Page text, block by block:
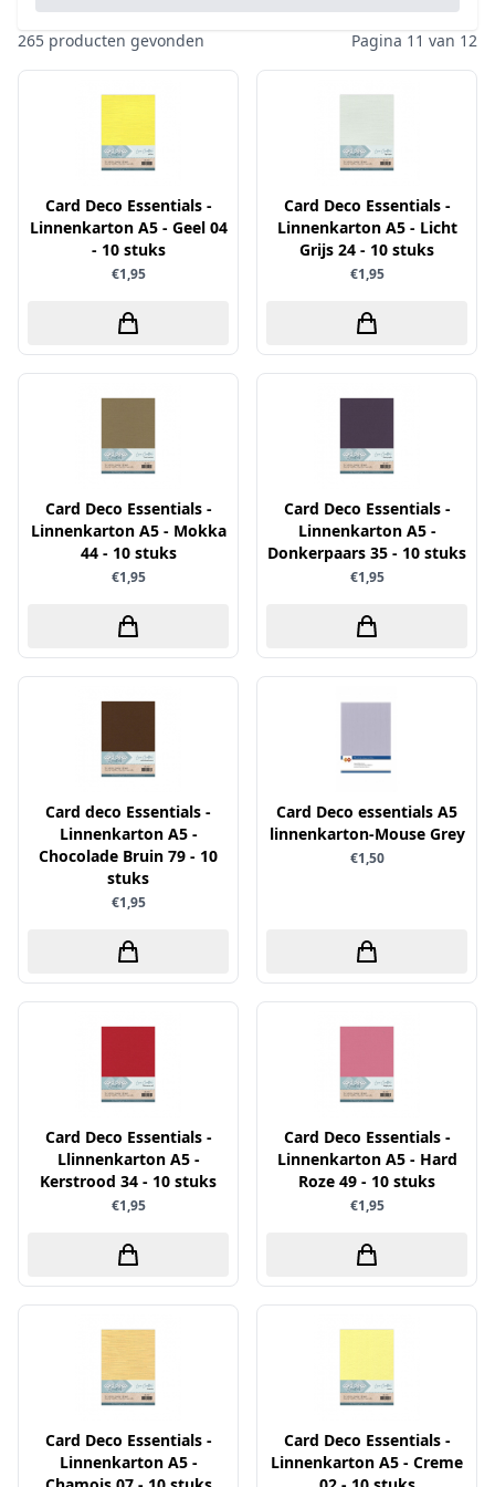
Parels
Ponsen
Rub-On
Snijmallen
Sparkles
Speciaalpapier
Stempelmateriaal
Stencil
Stickers
Trowback
Uitdrukvellen
Canvas
Die Cuts
Pan Pastel
Potloden
Dini Disign
Dotty Design
Dress My Craft
Dutch Doobadoo
E.Colin
Elizabeth craft designs
Graphic 45
Hobbydots
HobbyFun
Hobbyzine
Jalekro
Jeanines Art
Joy & Noor
Juffrouw Muis
Lapland knipvel
Lavinia
Lawn Fawn
Lemon Craft
Lisa Horton - Crafts
Marianne Design
Marij Rahder
Memento
Mintay
Nellie Snellen
Nellie's Choice
Paper Boutique
Paper Favourites
Paperfuel
Inktpad
Kleurboek
Linnenkarton - basis
Mixed media
Oplegkaartjes
Overige
Paperpacks
pasta
rijstpapier
Rubber stempels
schudmateriaal
Scrappapier
Shiny details
Specialties
Stickers
Tools
265 producten gevonden Pagina 11 van 12
Card Deco Essentials -
Linnenkarton A5 - Geel 04
- 10 stuks
€1,95
Card Deco Essentials -
Linnenkarton A5 - Licht
Grijs 24 - 10 stuks
€1,95
Card Deco Essentials -
Linnenkarton A5 - Mokka
44 - 10 stuks
€1,95
Card Deco Essentials -
Linnenkarton A5 -
Donkerpaars 35 - 10 stuks
€1,95
Card deco Essentials -
Linnenkarton A5 -
Chocolade Bruin 79 - 10
stuks
€1,95
Card Deco essentials A5
linnenkarton-Mouse Grey
€1,50
Card Deco Essentials -
Llinnenkarton A5 -
Kerstrood 34 - 10 stuks
€1,95
Card Deco Essentials -
Linnenkarton A5 - Hard
Roze 49 - 10 stuks
€1,95
Card Deco Essentials -
Linnenkarton A5 -
Card Deco Essentials -
Linnenkarton A5 - Creme